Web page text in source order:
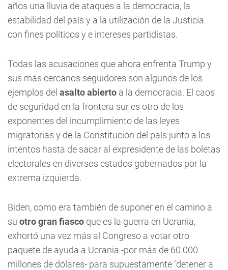
años una lluvia de ataques a la democracia, la
estabilidad del país y a la utilización de la Justicia
con fines políticos y e intereses partidistas.
Todas las acusaciones que ahora enfrenta Trump y
sus más cercanos seguidores son algunos de los
ejemplos del asalto abierto a la democracia. El caos
de seguridad en la frontera sur es otro de los
exponentes del incumplimiento de las leyes
migratorias y de la Constitución del país junto a los
intentos hasta de sacar al expresidente de las boletas
electorales en diversos estados gobernados por la
extrema izquierda.
Biden, como era también de suponer en el camino a
su otro gran fiasco que es la guerra en Ucrania,
exhortó una vez más al Congreso a votar otro
paquete de ayuda a Ucrania -por más de 60.000
millones de dólares- para supuestamente "detener a